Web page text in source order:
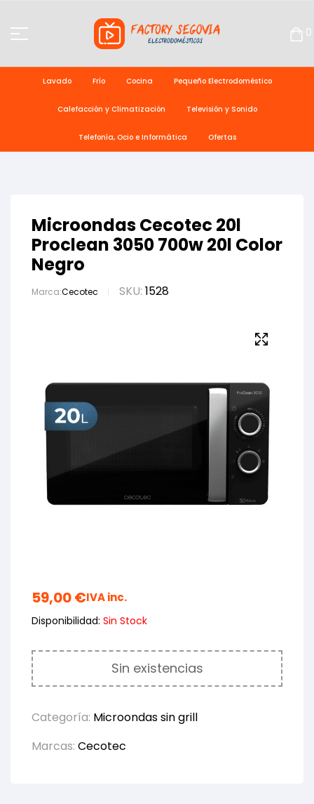
0
Lavado Frío Cocina Pequeño Electrodoméstico
Calefacción y Climatización Televisión y Sonido
Telefonía, Ocio e Informática Ofertas
Microondas Cecotec 20l
Proclean 3050 700w 20l Color
Negro
Marca:Cecotec SKU: 1528
59,00€IVA inc.
Disponibilidad: Sin Stock
Sin existencias
Categoría: Microondas sin grill
Marcas: Cecotec